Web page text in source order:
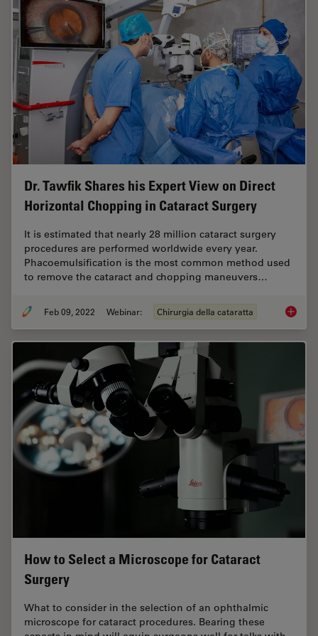
Dr. Tawfik Shares his Expert View on Direct
Horizontal Chopping in Cataract Surgery
It is estimated that nearly 28 million cataract surgery
procedures are performed worldwide every year.
Phacoemulsification is the most common method used
to remove the cataract and chopping maneuvers…
Feb 09, 2022 Webinar: Chirurgia della cataratta Dr.
How to Select a Microscope for Cataract
Surgery
What to consider in the selection of an ophthalmic
microscope for cataract procedures. Bearing these